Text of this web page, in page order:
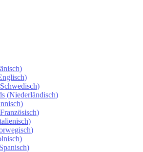
)
)
Schwedisch)
(Niederländisch)
)
Französisch)
)
)
)
)